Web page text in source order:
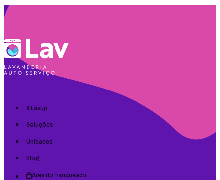
A Lavup
Soluções
Unidades
Blog
Área do franqueado